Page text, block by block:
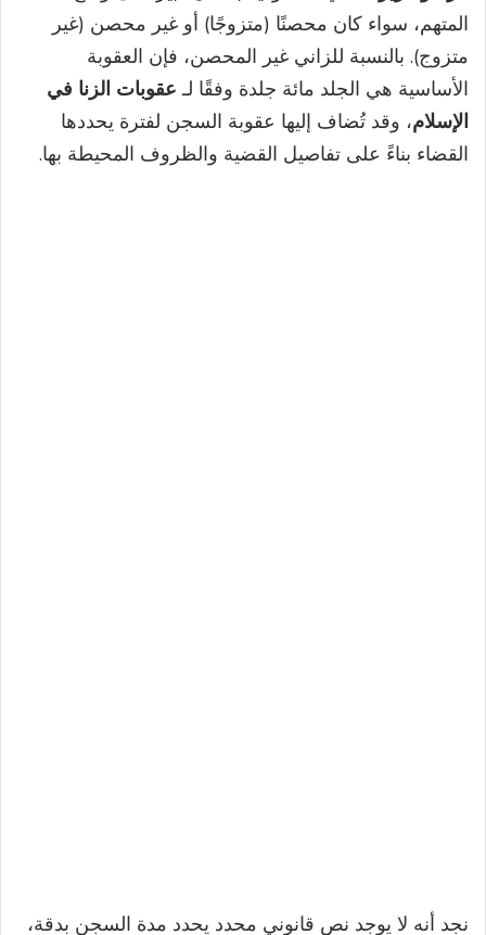
المتهم، سواء كان محصنًا (متزوجًا) أو غير محصن (غير
متزوج). بالنسبة للزاني غير المحصن، فإن العقوبة
الأساسية هي الجلد مائة جلدة وفقًا لـ عقوبات الزنا في
الإسلام، وقد تُضاف إليها عقوبة السجن لفترة يحددها
القضاء بناءً على تفاصيل القضية والظروف المحيطة بها.
نجد أنه لا يوجد نص قانوني محدد يحدد مدة السجن بدقة،